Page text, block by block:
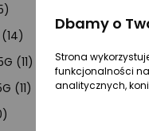
(11)
(11)
Dbamy o
Strona
funkcjonalności
analitycznych,